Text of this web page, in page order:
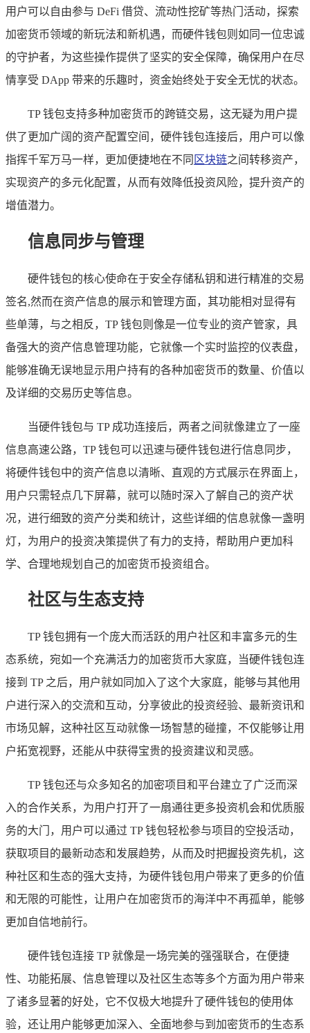
用户可以自由参与 DeFi 借贷、流动性挖矿等热门活动，探索
加密货币领域的新玩法和新机遇，而硬件钱包则如同一位忠诚
的守护者，为这些操作提供了坚实的安全保障，确保用户在尽
情享受 DApp 带来的乐趣时，资金始终处于安全无忧的状态。
TP 钱包支持多种加密货币的跨链交易，这无疑为用户提
供了更加广阔的资产配置空间，硬件钱包连接后，用户可以像
指挥千军万马一样，更加便捷地在不同 区块链之间转移资产，
实现资产的多元化配置，从而有效降低投资风险，提升资产的
增值潜力。
信息同步与管理
硬件钱包的核心使命在于安全存储私钥和进行精准的交易
签名,然而在资产信息的展示和管理方面，其功能相对显得有
些单薄，与之相反，TP 钱包则像是一位专业的资产管家，具
备强大的资产信息管理功能，它就像一个实时监控的仪表盘，
能够准确无误地显示用户持有的各种加密货币的数量、价值以
及详细的交易历史等信息。
当硬件钱包与 TP 成功连接后，两者之间就像建立了一座
信息高速公路，TP 钱包可以迅速与硬件钱包进行信息同步，
将硬件钱包中的资产信息以清晰、直观的方式展示在界面上，
用户只需轻点几下屏幕，就可以随时深入了解自己的资产状
况，进行细致的资产分类和统计，这些详细的信息就像一盏明
灯，为用户的投资决策提供了有力的支持，帮助用户更加科
学、合理地规划自己的加密货币投资组合。
社区与生态支持
TP 钱包拥有一个庞大而活跃的用户社区和丰富多元的生
态系统，宛如一个充满活力的加密货币大家庭，当硬件钱包连
接到 TP 之后，用户就如同加入了这个大家庭，能够与其他用
户进行深入的交流和互动，分享彼此的投资经验、最新资讯和
市场见解，这种社区互动就像一场智慧的碰撞，不仅能够让用
户拓宽视野，还能从中获得宝贵的投资建议和灵感。
TP 钱包还与众多知名的加密项目和平台建立了广泛而深
入的合作关系，为用户打开了一扇通往更多投资机会和优质服
务的大门，用户可以通过 TP 钱包轻松参与项目的空投活动，
获取项目的最新动态和发展趋势，从而及时把握投资先机，这
种社区和生态的强大支持，为硬件钱包用户带来了更多的价值
和无限的可能性，让用户在加密货币的海洋中不再孤单，能够
更加自信地前行。
硬件钱包连接 TP 就像是一场完美的强强联合，在便捷
性、功能拓展、信息管理以及社区生态等多个方面为用户带来
了诸多显著的好处，它不仅极大地提升了硬件钱包的使用体
验，还让用户能够更加深入、全面地参与到加密货币的生态系